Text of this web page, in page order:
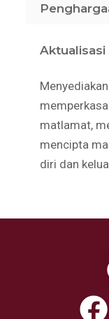
Aktualisasi
matlamat,
mencipta
diri dan